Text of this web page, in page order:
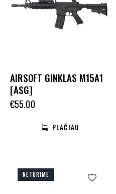
AIRSOFT GINKLAS M15A1
[ASG]
€55.00
PLAČIAU
NETURIME